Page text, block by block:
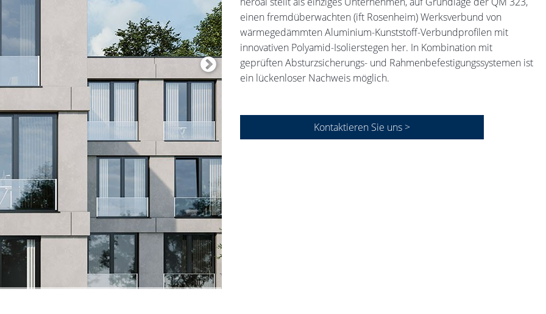
einen fremdüberwachten (ift Rosenheim) Werksverbund von
wärmegedämmten Aluminium-Kunststoff-Verbundprofilen mit
innovativen Polyamid-Isolierstegen her. In Kombination mit
geprüften Absturzsicherungs- und Rahmenbefestigungssystemen ist
ein lückenloser Nachweis möglich.
Kontaktieren Sie uns >